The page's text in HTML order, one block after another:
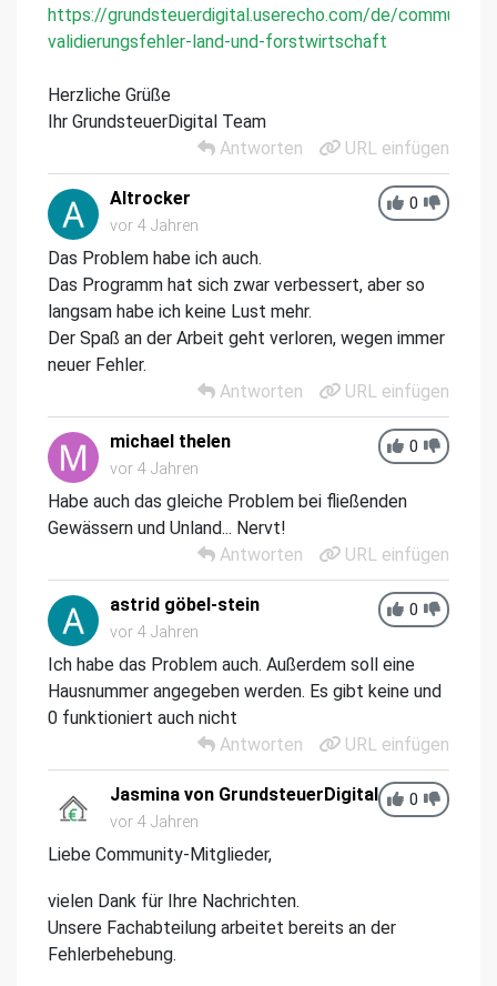
https://grundsteuerdigital.userecho.com/de/
validierungsfehler-land-und-forstwirtschaft
Herzliche Grüße
Ihr GrundsteuerDigital Team
Antworten
URL einfügen
0
Altrocker
vor 4 Jahren
Das Problem habe ich auch.
Das Programm hat sich zwar verbessert, aber so
langsam habe ich keine Lust mehr.
Der Spaß an der Arbeit geht verloren, wegen immer
neuer Fehler.
Antworten
URL einfügen
0
michael thelen
vor 4 Jahren
Habe auch das gleiche Problem bei fließenden
Gewässern und Unland... Nervt!
Antworten
URL einfügen
0
astrid göbel-stein
vor 4 Jahren
Ich habe das Problem auch. Außerdem soll eine
Hausnummer angegeben werden. Es gibt keine und
0 funktioniert auch nicht
Antworten
URL einfügen
0
Jasmina von GrundsteuerDigital
vor 4 Jahren
Liebe Community-Mitglieder,
vielen Dank für Ihre Nachrichten.
Unsere Fachabteilung arbeitet bereits an der
Fehlerbehebung.